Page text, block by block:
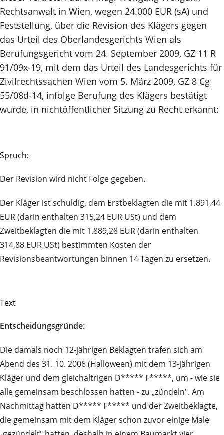
Rechtsanwalt in Wien, wegen 24.000 EUR (sA) und
Feststellung, über die Revision des Klägers gegen
das Urteil des Oberlandesgerichts Wien als
Berufungsgericht vom 24. September 2009, GZ 11 R
91/09x-19, mit dem das Urteil des Landesgerichts für
Zivilrechtssachen Wien vom 5. März 2009, GZ 8 Cg
55/08d-14, infolge Berufung des Klägers bestätigt
wurde, in nichtöffentlicher Sitzung zu Recht erkannt:
Spruch:
Der Revision wird nicht Folge gegeben.
Der Kläger ist schuldig, dem Erstbeklagten die mit 1.891,44
EUR (darin enthalten 315,24 EUR USt) und dem
Zweitbeklagten die mit 1.889,28 EUR (darin enthalten
314,88 EUR USt) bestimmten Kosten der
Revisionsbeantwortungen binnen 14 Tagen zu ersetzen.
Text
Entscheidungsgründe:
Die damals noch 12-jährigen Beklagten trafen sich am
Abend des 31. 10. 2006 (Halloween) mit dem 13-jährigen
Kläger und dem gleichaltrigen D***** F*****, um - wie sie
alle gemeinsam beschlossen hatten - zu „zündeln". Am
Nachmittag hatten D***** F***** und der Zweitbeklagte,
die gemeinsam mit dem Kläger schon zuvor einige Male